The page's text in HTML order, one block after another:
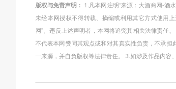
版权与免责声明： 1.凡本网注明“来源：大酒商网-酒
未经本网授权不得转载、摘编或利用其它方式使用
网”。违反上述声明者，本网将追究其相关法律责任
不代表本网赞同其观点或和对其真实性负责，不承
一来源，并自负版权等法律责任。 3.如涉及作品内容